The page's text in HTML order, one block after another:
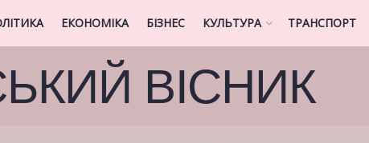
ЕКОНОМІКА БІЗНЕС КУЛЬТУРА ТРАНСПОРТ
ВІСНИК